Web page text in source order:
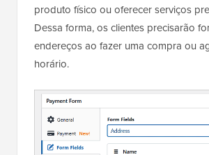
produto físico ou oferecer serviços
Dessa forma, os clientes precisarão
endereços ao fazer uma compra ou
horário.